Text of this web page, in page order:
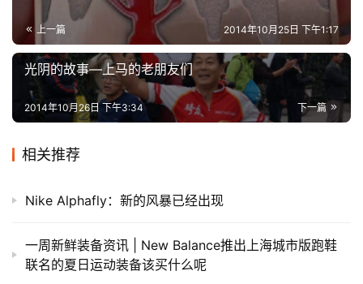
上一篇 2014年10月25日 下午1:17
​光阴的故事—上马的老朋友们
下一篇
2014年10月26日 下午3:34
相关推荐
Nike Alphafly：新的风暴已经出现
一周新鲜装备资讯 | New Balance推出上海城市版跑鞋
联名的夏日运动装备该买什么呢